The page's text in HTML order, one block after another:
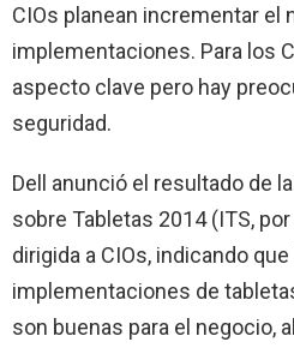
CIOs planean incrementar el
implementaciones. Para los
aspecto clave pero hay
seguridad.
Dell anunció el resultado de
sobre Tabletas 2014 (ITS,
dirigida a CIOs, indicando
implementaciones de
son buenas para el negocio,